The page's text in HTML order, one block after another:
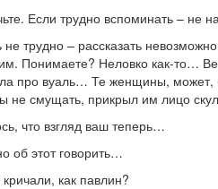
Если трудно вспоминать – не
трудно – рассказать
Понимаете? Неловко как-то…
про вуаль… Те женщины, может,
не смущать, прикрыл им лицо
что взгляд ваш теперь…
об этот говорить…
как павлин?